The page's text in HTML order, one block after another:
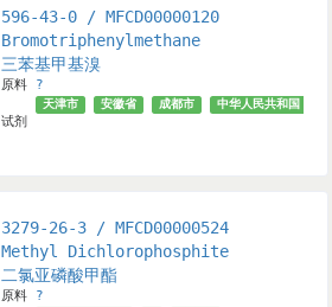
596-43-0 / MFCD00000120
Bromotriphenylmethane
三苯基甲基溴
原料 ?
试剂
天津市 安徽省 成都市 中华人民共和国
3279-26-3 / MFCD00000524
Methyl Dichlorophosphite
二氯亚磷酸甲酯
原料 ?